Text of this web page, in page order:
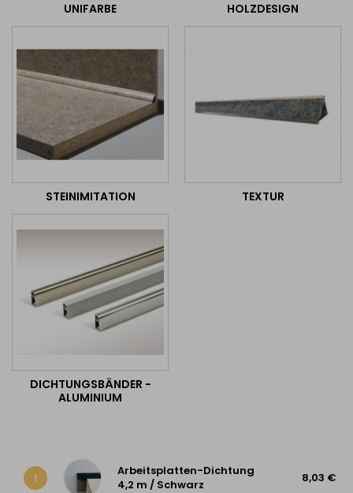
UNIFARBE HOLZDESIGN
STEINIMITATION TEXTUR
DICHTUNGSBÄNDER -
ALUMINIUM
1
Arbeitsplatten-Dichtung
4,2 m / Schwarz
8,03 €